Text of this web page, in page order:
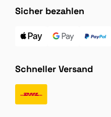
Sicher bezahlen
Schneller Versand